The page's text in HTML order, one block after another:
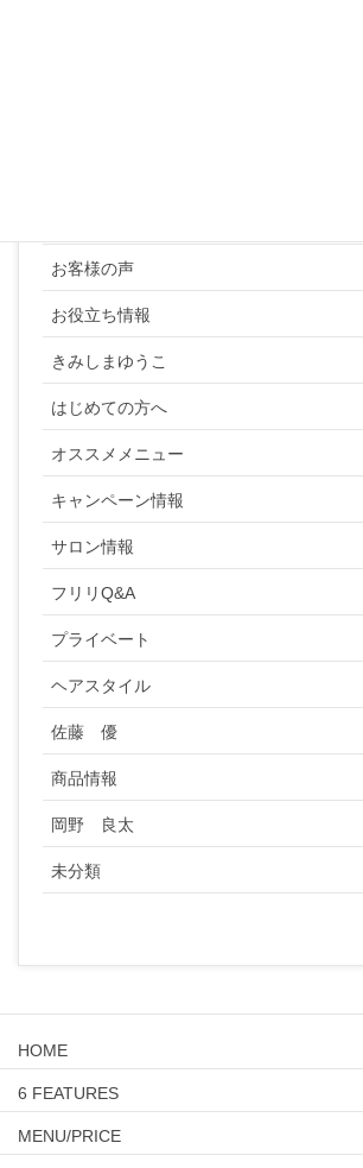
お客様の声
お役立ち情報
きみしまゆうこ
はじめての方へ
オススメメニュー
キャンペーン情報
サロン情報
フリリQ&A
プライベート
ヘアスタイル
佐藤 優
商品情報
岡野 良太
未分類
HOME
6 FEATURES
MENU/PRICE